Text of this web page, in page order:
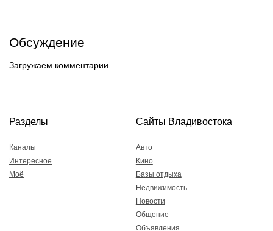
Обсуждение
Загружаем комментарии...
Разделы
Каналы
Интересное
Моё
Сайты Владивостока
Авто
Кино
Базы отдыха
Недвижимость
Новости
Общение
Объявления